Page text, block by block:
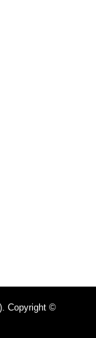
Copyright ©